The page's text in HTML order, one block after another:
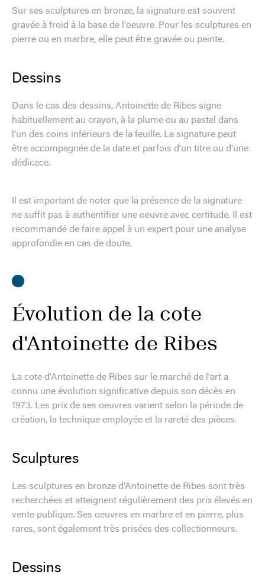
Sur ses sculptures en bronze, la signature est souvent
gravée à froid à la base de l'oeuvre. Pour les sculptures en
pierre ou en marbre, elle peut être gravée ou peinte.
Dessins
Dans le cas des dessins, Antoinette de Ribes signe
habituellement au crayon, à la plume ou au pastel dans
l'un des coins inférieurs de la feuille. La signature peut
être accompagnée de la date et parfois d'un titre ou d'une
dédicace.
Il est important de noter que la présence de la signature
ne suffit pas à authentifier une oeuvre avec certitude. Il est
recommandé de faire appel à un expert pour une analyse
approfondie en cas de doute.
Évolution de la cote
d'Antoinette de Ribes
La cote d'Antoinette de Ribes sur le marché de l'art a
connu une évolution significative depuis son décès en
1973. Les prix de ses oeuvres varient selon la période de
création, la technique employée et la rareté des pièces.
Sculptures
Les sculptures en bronze d'Antoinette de Ribes sont très
recherchées et atteignent régulièrement des prix élevés en
vente publique. Ses oeuvres en marbre et en pierre, plus
rares, sont également très prisées des collectionneurs.
Dessins